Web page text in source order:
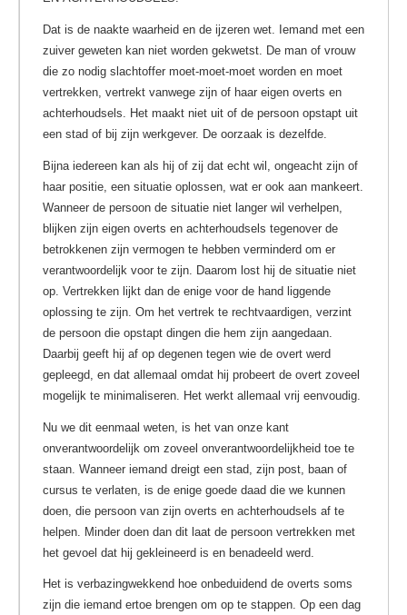
Dat is de naakte waarheid en de ijzeren wet. Iemand met een
zuiver geweten kan niet worden gekwetst. De man of vrouw
die zo nodig slachtoffer moet-moet-moet worden en moet
vertrekken, vertrekt vanwege zijn of haar eigen overts en
achterhoudsels. Het maakt niet uit of de persoon opstapt uit
een stad of bij zijn werkgever. De oorzaak is dezelfde.
Bijna iedereen kan als hij of zij dat echt wil, ongeacht zijn of
haar positie, een situatie oplossen, wat er ook aan mankeert.
Wanneer de persoon de situatie niet langer wil verhelpen,
blijken zijn eigen overts en achterhoudsels tegenover de
betrokkenen zijn vermogen te hebben verminderd om er
verantwoordelijk voor te zijn. Daarom lost hij de situatie niet
op. Vertrekken lijkt dan de enige voor de hand liggende
oplossing te zijn. Om het vertrek te rechtvaardigen, verzint
de persoon die opstapt dingen die hem zijn aangedaan.
Daarbij geeft hij af op degenen tegen wie de overt werd
gepleegd, en dat allemaal omdat hij probeert de overt zoveel
mogelijk te minimaliseren. Het werkt allemaal vrij eenvoudig.
Nu we dit eenmaal weten, is het van onze kant
onverantwoordelijk om zoveel onverantwoordelijkheid toe te
staan. Wanneer iemand dreigt een stad, zijn post, baan of
cursus te verlaten, is de enige goede daad die we kunnen
doen, die persoon van zijn overts en achterhoudsels af te
helpen. Minder doen dan dit laat de persoon vertrekken met
het gevoel dat hij gekleineerd is en benadeeld werd.
Het is verbazingwekkend hoe onbeduidend de overts soms
zijn die iemand ertoe brengen om op te stappen. Op een dag